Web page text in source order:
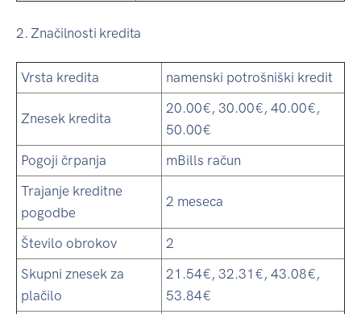
2. Značilnosti kredita
Vrsta kredita namenski potrošniški kredit
Znesek kredita
20.00€, 30.00€, 40.00€,
50.00€
Pogoji črpanja
mBills račun
Trajanje kreditne
pogodbe
2 meseca
Število obrokov
2
Skupni znesek za
plačilo
21.54€, 32.31€, 43.08€,
53.84€